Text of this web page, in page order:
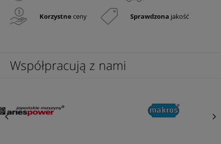
Korzystne ceny Sprawdzona jakość
Współpracują z nami